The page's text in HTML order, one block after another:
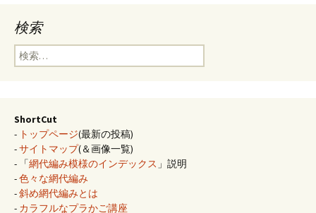
検索
検
索:
ShortCut
- トップページ(最新の投稿)
-サイトマップ(＆画像一覧)
- 「網代編み模様のインデックス 」説明
-色々な網代編み
-斜め網代編みとは
- カラフルなプラかご講座